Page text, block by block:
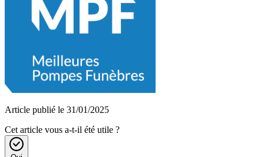
Article publié le 31/01/2025
Cet article vous a-t-il été utile ?